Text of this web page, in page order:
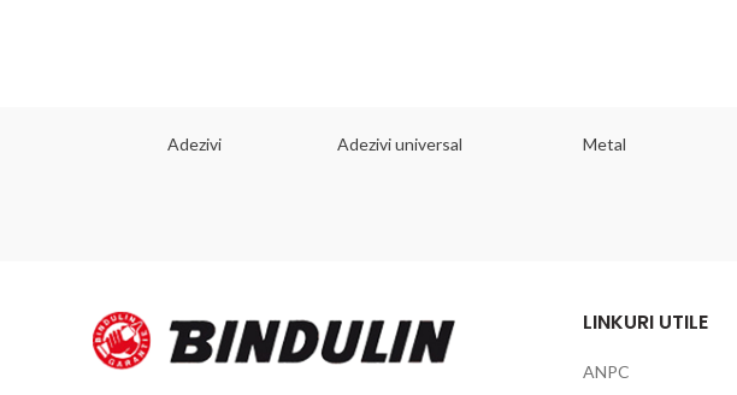
Adezivi Adezivi universal Metal
LINKURI UTILE
ANPC